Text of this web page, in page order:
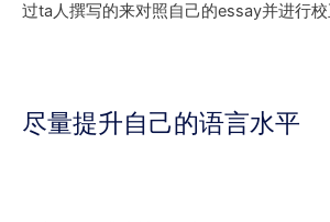
过ta人撰写的来对照自己的essay并进行校
尽量提升自己的语言水平